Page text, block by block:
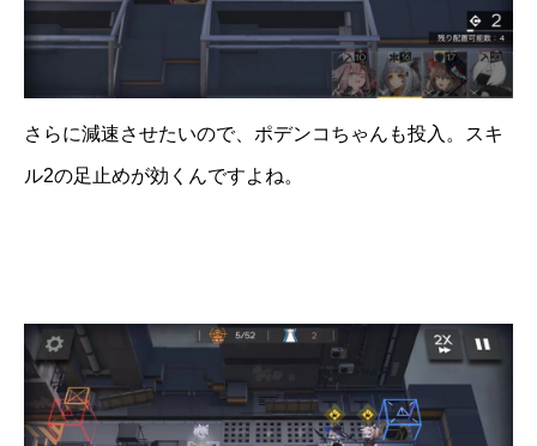
さらに減速させたいので、ポデンコちゃんも投入。スキ
ル2の足止めが効くんですよね。